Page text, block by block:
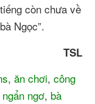
còn chưa về
Ngọc”.
TSL
, ăn chơi, công
ngơ, bà